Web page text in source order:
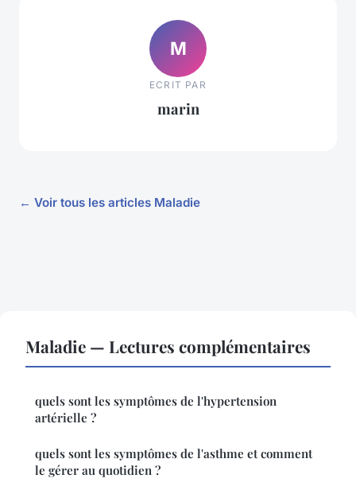
M
ECRIT PAR
marin
← Voir tous les articles Maladie
Maladie — Lectures complémentaires
quels sont les symptômes de l'hypertension
artérielle ?
quels sont les symptômes de l'asthme et comment
le gérer au quotidien ?